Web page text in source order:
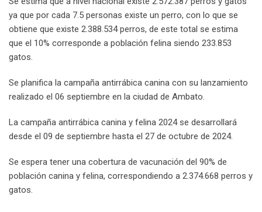
ya que por cada 7.5 personas existe un perro, con lo que se
obtiene que existe 2.388.534 perros, de este total se estima
que el 10% corresponde a población felina siendo 233.853
gatos.
Se planifica la campaña antirrábica canina con su lanzamiento
realizado el 06 septiembre en la ciudad de Ambato.
La campaña antirrábica canina y felina 2024 se desarrollará
desde el 09 de septiembre hasta el 27 de octubre de 2024.
Se espera tener una cobertura de vacunación del 90% de
población canina y felina, correspondiendo a 2.374.668 perros y
gatos.